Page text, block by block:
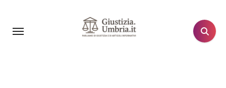
contenuto